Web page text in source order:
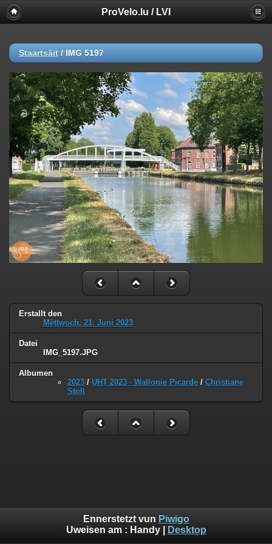
ProVelo.lu / LVI
Staartsäit / IMG 5197
Erstallt den
Mëttwoch, 21. Juni 2023
Datei
IMG_5197.JPG
Albumen
2023 / UHT 2023 - Wallonie Picarde / Christiane
Stoll
Ennerstetzt vun Piwigo
Uweisen am : Handy| Desktop